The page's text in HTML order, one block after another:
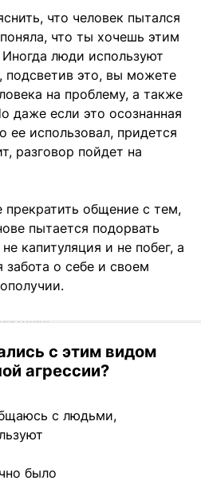
что человек пытался
что ты хочешь этим
люди используют
подсветив это, вы можете
на проблему, а также
даже если это осознанная
ее использовал, придется
разговор пойдет на
общение с тем,
пытается подорвать
капитуляция и не побег, а
забота о себе и своем
с этим видом
агрессии?
с людьми,
было